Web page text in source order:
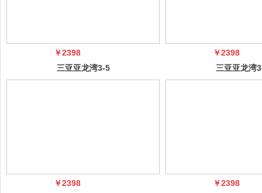
￥2398
三亚亚龙湾3-5
日自由行（5
￥2398
三亚亚龙湾
日自由行（
￥2398
￥2398